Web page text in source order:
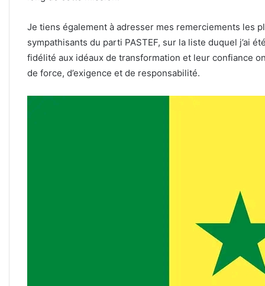
Je tiens également à adresser mes remerciements les
sympathisants du parti PASTEF, sur la liste duquel j’ai
fidélité aux idéaux de transformation et leur confiance
de force, d’exigence et de responsabilité.